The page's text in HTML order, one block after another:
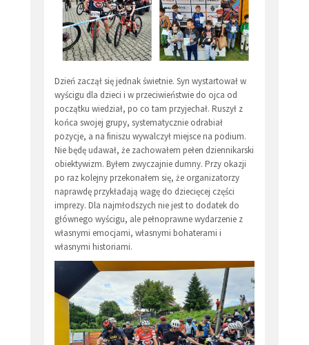
Dzień zaczął się jednak świetnie. Syn wystartował w
wyścigu dla dzieci i w przeciwieństwie do ojca od
początku wiedział, po co tam przyjechał. Ruszył z
końca swojej grupy, systematycznie odrabiał
pozycje, a na finiszu wywalczył miejsce na podium.
Nie będę udawał, że zachowałem pełen dziennikarski
obiektywizm. Byłem zwyczajnie dumny. Przy okazji
po raz kolejny przekonałem się, że organizatorzy
naprawdę przykładają wagę do dziecięcej części
imprezy. Dla najmłodszych nie jest to dodatek do
głównego wyścigu, ale pełnoprawne wydarzenie z
własnymi emocjami, własnymi bohaterami i
własnymi historiami.